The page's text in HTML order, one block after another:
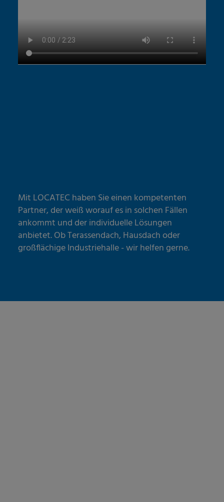
Mit LOCATEC haben Sie einen kompetenten
Partner, der weiß worauf es in solchen Fällen
ankommt und der individuelle Lösungen
anbietet. Ob Terassendach, Hausdach oder
großflächige Industriehalle - wir helfen gerne.